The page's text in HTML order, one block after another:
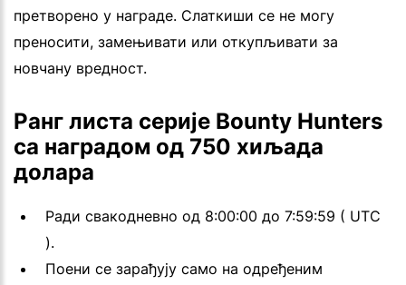
претворено у награде. Слаткиши се не могу
преносити, замењивати или откупљивати за
новчану вредност.
Ранг листа серије Bounty Hunters
са наградом од 750 хиљада
долара
Ради свакодневно од 8:00:00 до 7:59:59 ( UTC
).
Поени се зарађују само на одређеним